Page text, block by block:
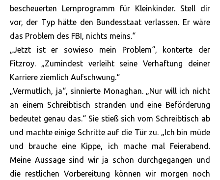
bescheuerten Lernprogramm für Kleinkinder. Stell dir
vor, der Typ hätte den Bundesstaat verlassen. Er wäre
das Problem des FBI, nichts meins.“
„Jetzt ist er sowieso mein Problem“, konterte der
Fitzroy. „Zumindest verleiht seine Verhaftung deiner
Karriere ziemlich Aufschwung.“
„Vermutlich, ja“, sinnierte Monaghan. „Nur will ich nicht
an einem Schreibtisch stranden und eine Beförderung
bedeutet genau das.“ Sie stieß sich vom Schreibtisch ab
und machte einige Schritte auf die Tür zu. „Ich bin müde
und brauche eine Kippe, ich mache mal Feierabend.
Meine Aussage sind wir ja schon durchgegangen und
die restlichen Vorbereitung können wir morgen noch